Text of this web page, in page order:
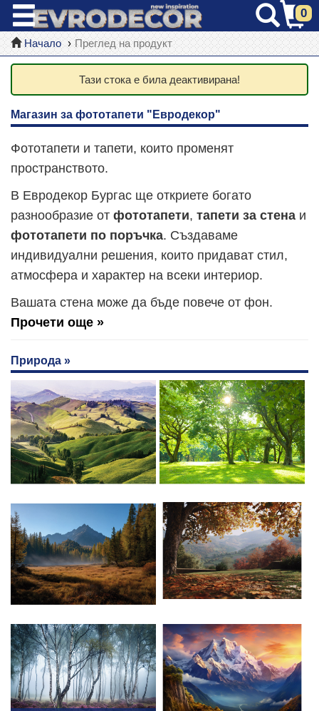
0
Начало Преглед на продукт
Тази стока е била деактивирана!
Магазин за фототапети "Евродекор"
Фототапети и тапети, които променят
пространството.
В Евродекор Бургас ще откриете богато
разнообразие от фототапети, тапети за стена и
фототапети по поръчка. Създаваме
индивидуални решения, които придават стил,
атмосфера и характер на всеки интериор.
Вашата стена може да бъде повече от фон.
Прочети още »
Природа »